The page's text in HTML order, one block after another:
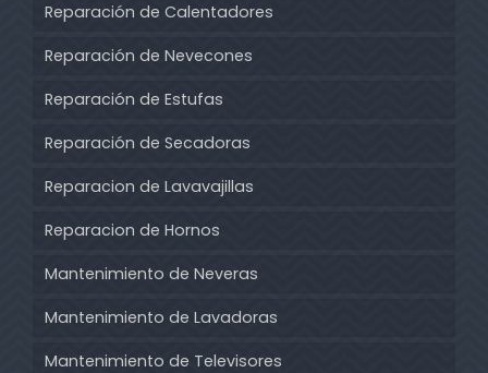
Reparación de Calentadores
Reparación de Nevecones
Reparación de Estufas
Reparación de Secadoras
Reparacion de Lavavajillas
Reparacion de Hornos
Mantenimiento de Neveras
Mantenimiento de Lavadoras
Mantenimiento de Televisores